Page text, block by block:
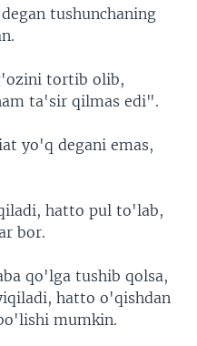
tushunchaning
tortib olib,
ta'sir qilmas edi".
yo'q degani emas,
hatto pul to'lab,
bor.
qo'lga tushib qolsa,
hatto o'qishdan
mumkin.